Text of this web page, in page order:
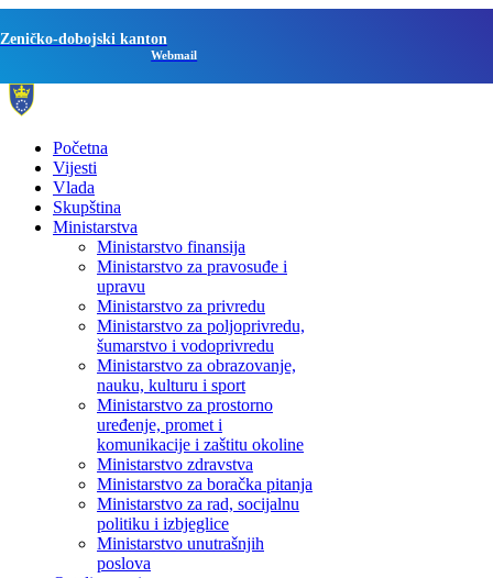
Zeničko-dobojski kanton
Webmail
Početna
Vijesti
Vlada
Skupština
Ministarstva
Ministarstvo finansija
Ministarstvo za pravosuđe i
upravu
Ministarstvo za privredu
Ministarstvo za poljoprivredu,
šumarstvo i vodoprivredu
Ministarstvo za obrazovanje,
nauku, kulturu i sport
Ministarstvo za prostorno
uređenje, promet i
komunikacije i zaštitu okoline
Ministarstvo zdravstva
Ministarstvo za boračka pitanja
Ministarstvo za rad, socijalnu
politiku i izbjeglice
Ministarstvo unutrašnjih
poslova